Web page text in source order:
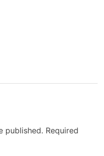
published. Required